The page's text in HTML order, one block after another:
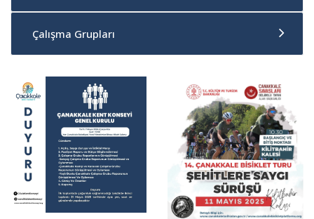
Çalışma Grupları